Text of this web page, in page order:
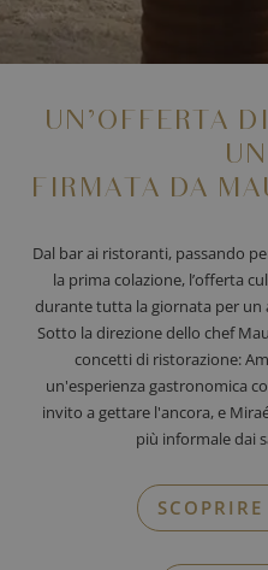
UN’OFFERTA
FIRMATA DA
Dal bar ai ristoranti, passando
la prima colazione, l’offerta
durante tutta la giornata per un
Sotto la direzione dello chef
concetti di ristorazione:
un'esperienza gastronomica
invito a gettare l'ancora, e
più informale dai